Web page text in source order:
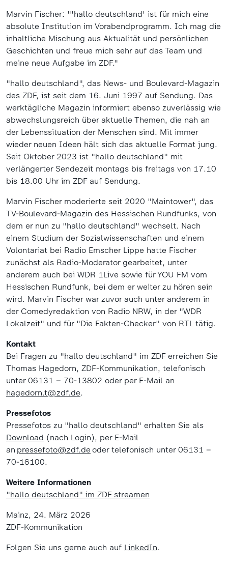
Marvin Fischer: "'hallo deutschland' ist für mich eine
absolute Institution im Vorabendprogramm. Ich mag die
inhaltliche Mischung aus Aktualität und persönlichen
Geschichten und freue mich sehr auf das Team und
meine neue Aufgabe im ZDF."
"hallo deutschland", das News- und Boulevard-Magazin
des ZDF, ist seit dem 16. Juni 1997 auf Sendung. Das
werktägliche Magazin informiert ebenso zuverlässig wie
abwechslungsreich über aktuelle Themen, die nah an
der Lebenssituation der Menschen sind. Mit immer
wieder neuen Ideen hält sich das aktuelle Format jung.
Seit Oktober 2023 ist "hallo deutschland" mit
verlängerter Sendezeit montags bis freitags von 17.10
bis 18.00 Uhr im ZDF auf Sendung.
Marvin Fischer moderierte seit 2020 "Maintower", das
TV-Boulevard-Magazin des Hessischen Rundfunks, von
dem er nun zu "hallo deutschland" wechselt. Nach
einem Studium der Sozialwissenschaften und einem
Volontariat bei Radio Emscher Lippe hatte Fischer
zunächst als Radio-Moderator gearbeitet, unter
anderem auch bei WDR 1Live sowie für YOU FM vom
Hessischen Rundfunk, bei dem er weiter zu hören sein
wird. Marvin Fischer war zuvor auch unter anderem in
der Comedyredaktion von Radio NRW, in der "WDR
Lokalzeit" und für "Die Fakten-Checker" von RTL tätig.
Kontakt
Bei Fragen zu "hallo deutschland" im ZDF erreichen Sie
Thomas Hagedorn, ZDF-Kommunikation, telefonisch
unter 06131 – 70-13802 oder per E-Mail an
hagedorn.t@zdf.de.
Pressefotos
Pressefotos zu "hallo deutschland" erhalten Sie als
Download (nach Login), per E-Mail
an pressefoto@zdf.de oder telefonisch unter 06131 –
70-16100.
Weitere Informationen
"hallo deutschland" im ZDF streamen
Mainz, 24. März 2026
ZDF-Kommunikation
Folgen Sie uns gerne auch auf LinkedIn.